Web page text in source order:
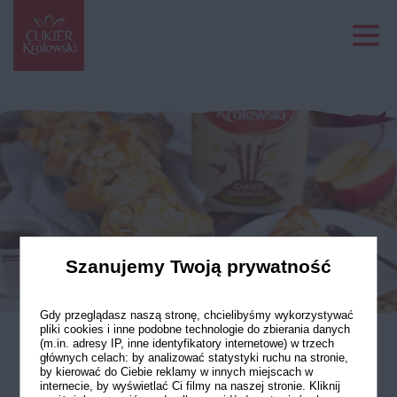
Drożdżówki rożki
Szanujemy Twoją prywatność
Gdy przeglądasz naszą stronę, chcielibyśmy wykorzystywać
pliki cookies i inne podobne technologie do zbierania danych
(m.in. adresy IP, inne identyfikatory internetowe) w trzech
głównych celach: by analizować statystyki ruchu na stronie,
by kierować do Ciebie reklamy w innych miejscach w
internecie, by wyświetlać Ci filmy na naszej stronie. Kliknij